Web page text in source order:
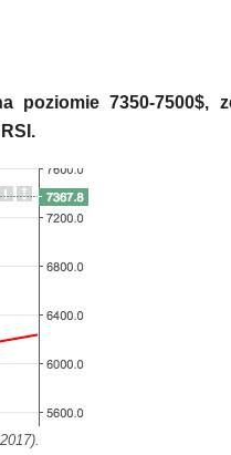
poziomie 7350-7500$,